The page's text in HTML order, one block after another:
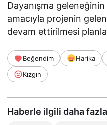
Dayanışma geleneğinin
amacıyla projenin
devam ettirilmesi
Beğendim Harika
Kızgın
Haberle ilgili daha